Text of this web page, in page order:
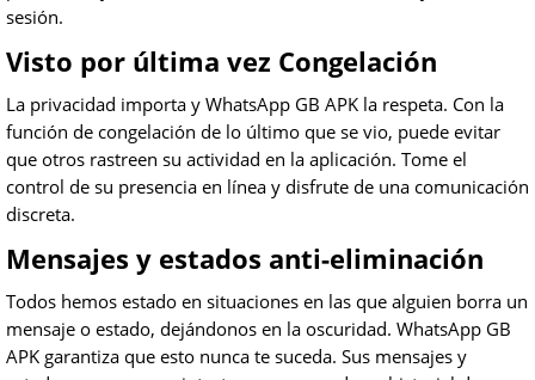
sesión.
Visto por última vez Congelación
La privacidad importa y WhatsApp GB APK la respeta. Con la
función de congelación de lo último que se vio, puede evitar
que otros rastreen su actividad en la aplicación. Tome el
control de su presencia en línea y disfrute de una comunicación
discreta.
Mensajes y estados anti-eliminación
Todos hemos estado en situaciones en las que alguien borra un
mensaje o estado, dejándonos en la oscuridad. WhatsApp GB
APK garantiza que esto nunca te suceda. Sus mensajes y